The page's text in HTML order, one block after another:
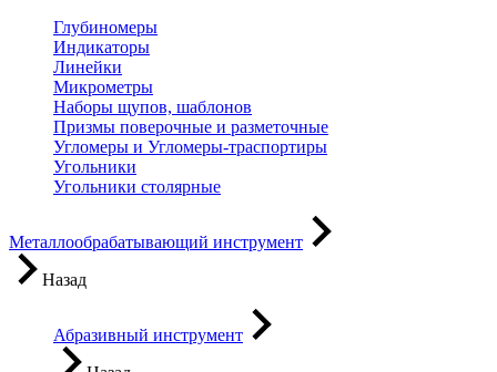
Глубиномеры
Индикаторы
Линейки
Микрометры
Наборы щупов, шаблонов
Призмы поверочные и разметочные
Угломеры и Угломеры-траспортиры
Угольники
Угольники столярные
Металлообрабатывающий инструмент
Назад
Абразивный инструмент